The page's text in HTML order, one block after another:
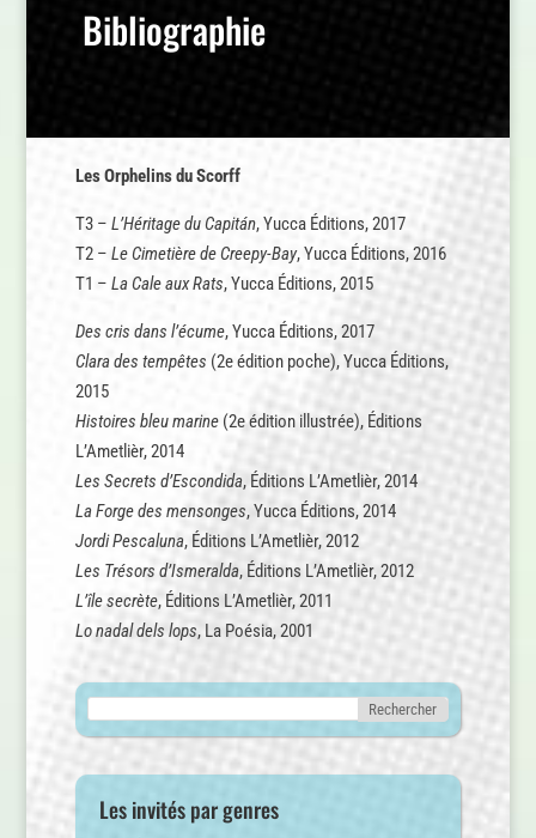
Bibliographie
Les Orphelins du Scorff
T3 – L’Héritage du Capitán, Yucca Éditions, 2017
T2 – Le Cimetière de Creepy-Bay, Yucca Éditions, 2016
T1 – La Cale aux Rats, Yucca Éditions, 2015
Des cris dans l’écume, Yucca Éditions, 2017
Clara des tempêtes (2e édition poche), Yucca Éditions,
2015
Histoires bleu marine(2e édition illustrée), Éditions
L’Ametlièr, 2014
Les Secrets d’Escondida, Éditions L’Ametlièr, 2014
La Forge des mensonges, Yucca Éditions, 2014
Jordi Pescaluna, Éditions L’Ametlièr, 2012
Les Trésors d’Ismeralda, Éditions L’Ametlièr, 2012
L’île secrète, Éditions L’Ametlièr, 2011
Lo nadal dels lops, La Poésia, 2001
Les invités par genres